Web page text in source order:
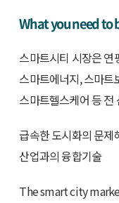
What you need to
스마트시티 시장은 연
스마트에너지, 스마트
스마트헬스케어 등 전
급속한 도시화의 문
산업과의 융합기술
The smart city